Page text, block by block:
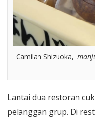
Camilan Shizuoka,
Lantai dua restoran
pelanggan grup. Di